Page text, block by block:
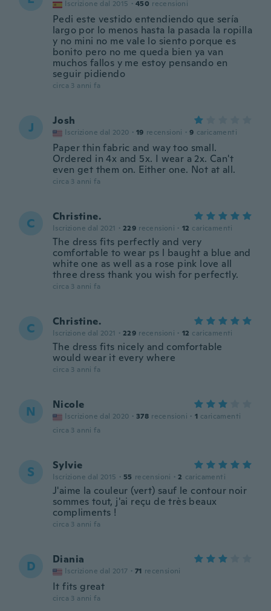
Iscrizione dal 2015 · 450 recensioni
Pedi este vestido entendiendo que sería
largo por lo menos hasta la pasada la ropilla
y no mini no me vale lo siento porque es
bonito pero no me queda bien ya van
muchos fallos y me estoy pensando en
seguir pidiendo
circa 3 anni fa
J Josh
Iscrizione dal 2020 · 19 recensioni · 9 caricamenti
Paper thin fabric and way too small.
Ordered in 4x and 5x. I wear a 2x. Can't
even get them on. Either one. Not at all.
circa 3 anni fa
C Christine.
Iscrizione dal 2021 · 229 recensioni · 12 caricamenti
The dress fits perfectly and very
comfortable to wear ps l baught a blue and
white one as well as a rose pink love all
three dress thank you wish for perfectly.
circa 3 anni fa
C Christine.
Iscrizione dal 2021 · 229 recensioni · 12 caricamenti
The dress fits nicely and comfortable
would wear it every where
circa 3 anni fa
N Nicole
Iscrizione dal 2020 · 378 recensioni · 1 caricamenti
circa 3 anni fa
S Sylvie
Iscrizione dal 2015 · 55 recensioni · 2 caricamenti
J'aime la couleur (vert) sauf le contour noir
sommes tout, j'ai reçu de très beaux
compliments !
circa 3 anni fa
D Diania
Iscrizione dal 2017 · 71 recensioni
It fits great
circa 3 anni fa